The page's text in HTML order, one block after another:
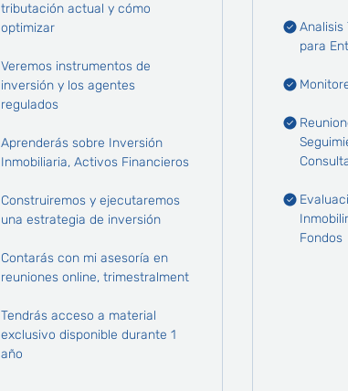
tributación actual y cómo
optimizar
Veremos instrumentos de
inversión y los agentes
regulados
Aprenderás sobre Inversión
Inmobiliaria, Activos Financieros
Construiremos y ejecutaremos
una estrategia de inversión
Contarás con mi asesoría en
reuniones online, trimestralment
Tendrás acceso a material
exclusivo disponible durante 1
año
Analisis
para
Fondos